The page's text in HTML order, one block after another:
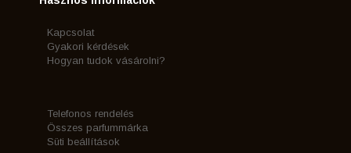
Kapcsolat
Gyakori kérdések
Hogyan tudok vásárolni?
Telefonos rendelés
Összes parfummárka
Süti beállítások